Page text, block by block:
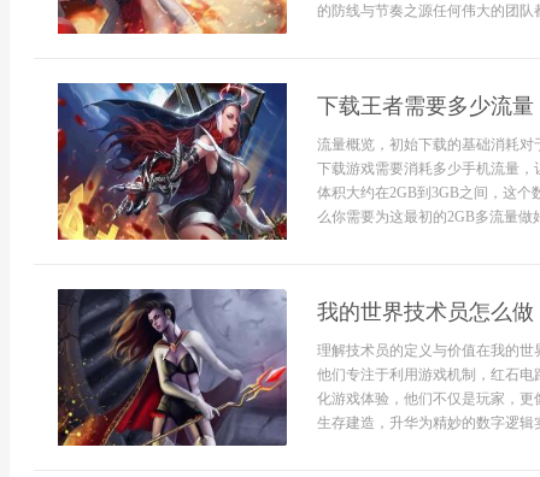
的防线与节奏之源任何伟大的团队
下载王者需要多少流
流量概览，初始下载的基础消耗
下载游戏需要消耗多少手机流量
体积大约在2GB到3GB之间，这
么你需要为这最初的2GB多流量做
我的世界技术员怎么
理解技术员的定义与价值在我的
他们专注于利用游戏机制，红石
化游戏体验，他们不仅是玩家，
生存建造，升华为精妙的数字逻辑